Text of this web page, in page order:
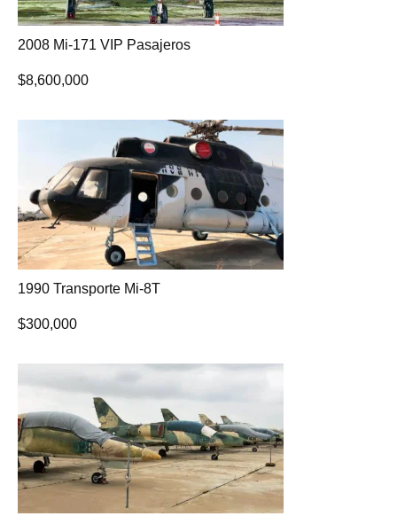
2008 Mi-171 VIP Pasajeros
$8,600,000
1990 Transporte Mi-8T
$300,000